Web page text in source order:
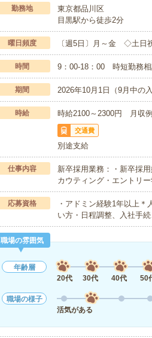
勤務地
東京都品川区
目黒駅から徒歩2分
曜日頻度 〔週5日〕月～金 ◇土日
時間 9：00-18：00 時短勤務相
期間 2026年10月1日（9月中の
時給 時給2100～2300円 月収
交通費
別途支給
仕事内容
新卒採用業務：・新卒採
カウティング・エントリ
応募資格
・アドミン経験1年以上
い方・日程調整、入社手
職場の雰囲気
年齢層
20代
30代 40代 50
職場の様子
活気がある